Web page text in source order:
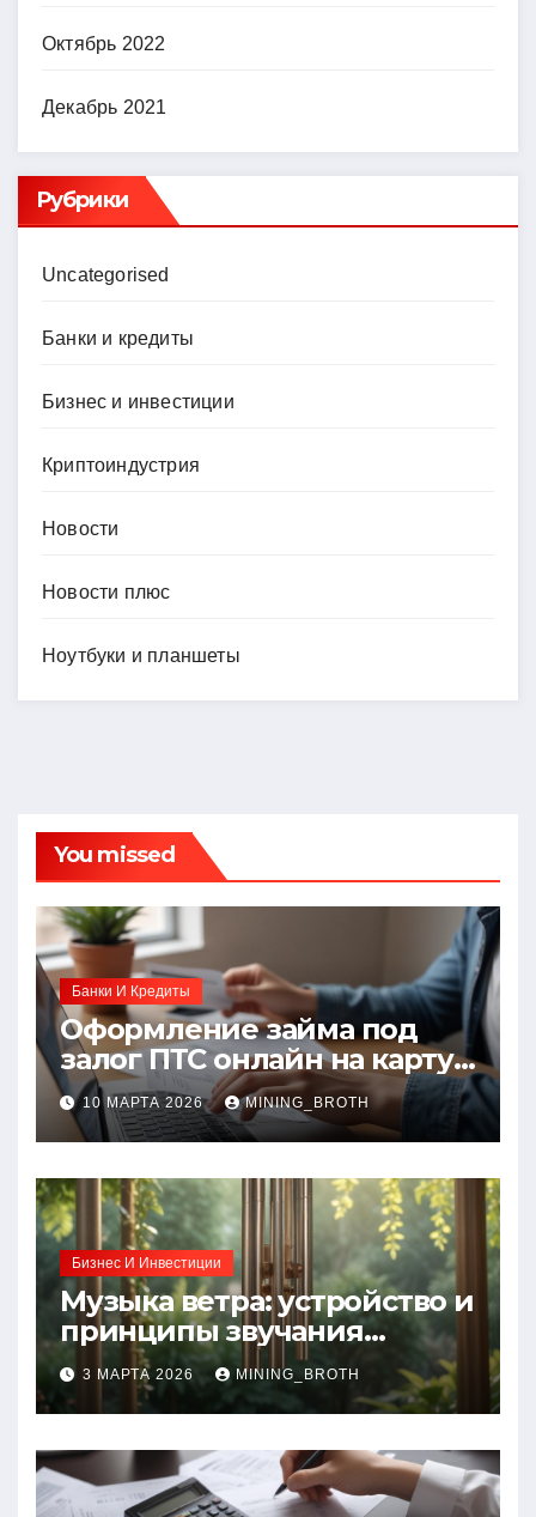
Октябрь 2022
Декабрь 2021
Рубрики
Uncategorised
Банки и кредиты
Бизнес и инвестиции
Криптоиндустрия
Новости
Новости плюс
Ноутбуки и планшеты
You missed
Банки И Кредиты
Оформление займа под
залог ПТС онлайн на карту
без визита в офис: порядок,
требования и документы
10 МАРТА 2026 MINING_BROTH
Бизнес И Инвестиции
Музыка ветра: устройство и
принципы звучания
колокольчиков
3 МАРТА 2026 MINING_BROTH